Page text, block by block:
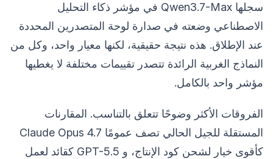
سجلها Qwen3.7-Max في مؤشر ذكاء التحليل
الاصطناعي وضعته في صدارة لوحة المتصدرين المحددة
عند الإطلاق. هذه نتيجة حقيقية، لكنها معيار واحد، وكل من
النماذج الغربية الرائدة تتصدر تقييمات مختلفة لا يغطيها
مؤشر واحد بالكامل.
الفروقات الأكثر وضوحًا تتعلق بالتناسب. المقارنات
المستقلة للجيل الحالي تصف عمومًا Claude Opus 4.7
كأقوى خيار لشحن كود الإنتاج، و GPT-5.5 كقائد لعمل